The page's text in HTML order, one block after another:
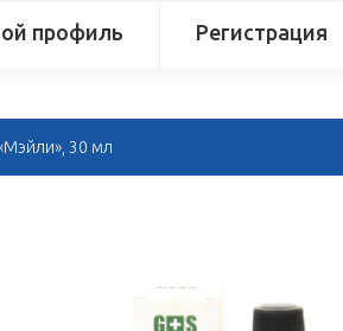
профиль Регистрация
30 мл